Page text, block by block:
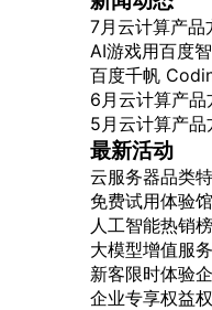
7月云计算产品
AI游戏用百度
百度千帆
6月云计算产品
5月云计算产品
最新活动
云服务器品类
免费试用体验馆
人工智能热销榜
大模型增值服
新客限时体验
企业专享权益